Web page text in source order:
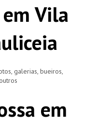
Vila
galerias, bueiros,
em